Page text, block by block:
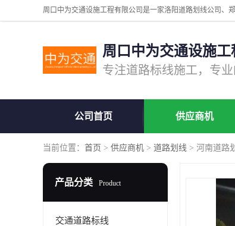
周口中为交通设施工
公司首页 供应商机
当前位置： 首页 > 供应商机 > 道路划线 > 河南道路
产品分类 Product
交通道路标线